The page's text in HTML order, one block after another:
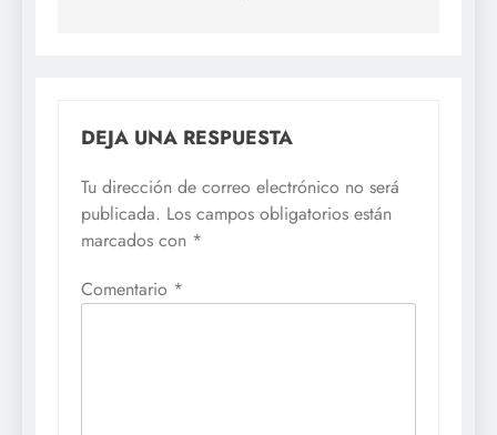
DEJA UNA RESPUESTA
Tu dirección de correo electrónico no será
publicada. Los campos obligatorios están
marcados con *
Comentario *